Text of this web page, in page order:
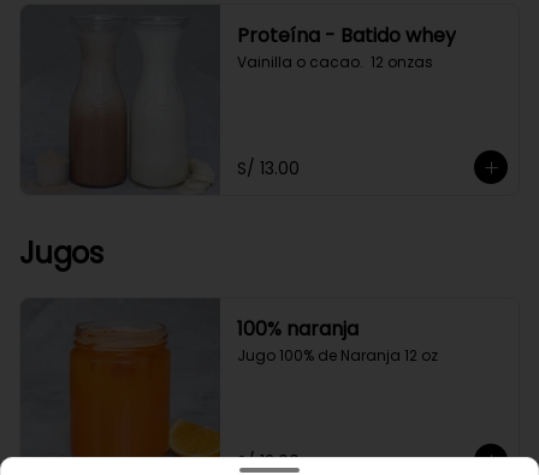
Proteína - Batido whey
Vainilla o cacao.  12 onzas
S/ 13.00
Jugos
100% naranja
Jugo 100% de Naranja 12 oz
S/ 12.00